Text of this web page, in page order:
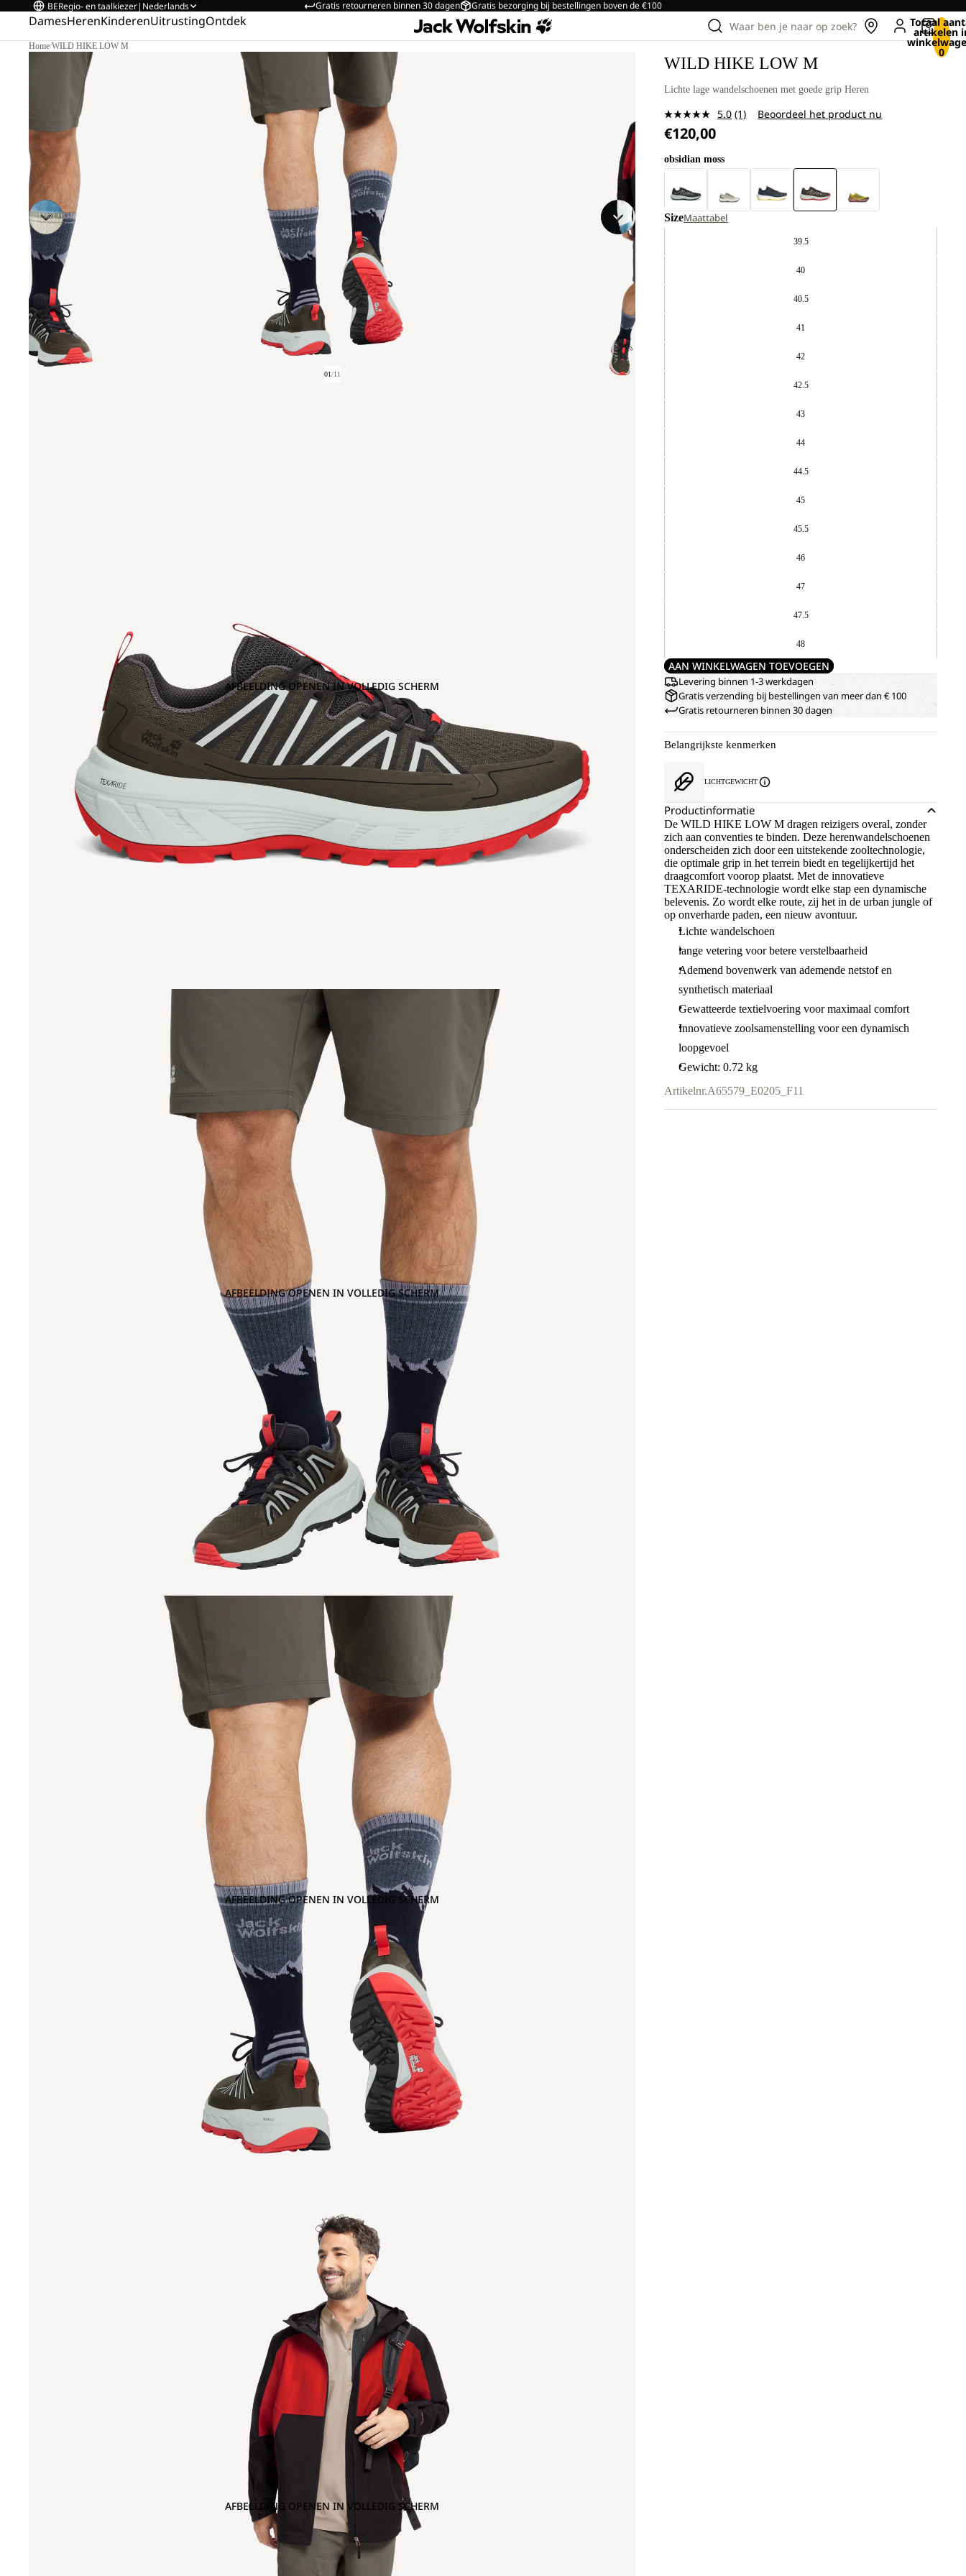
Gratis retourneren binnen 30 dagen Gratis bezorging bij bestellingen boven de €100
BERegio- en taalkiezer| Nederlands
DamesHerenKinderenUitrustingOntdek Waar ben je naar op zoek? Totaal
artikelen
0
Home/WILD HIKE LOW M
01/11
AFBEELDING OPENEN IN VOLLEDIG SCHERM
AFBEELDING OPENEN IN VOLLEDIG SCHERM
AFBEELDING OPENEN IN VOLLEDIG SCHERM
AFBEELDING OPENEN IN VOLLEDIG SCHERM
WILD HIKE LOW M
Lichte lage wandelschoenen met goede grip Heren
5.0 Lees
paginalink.
(1) Beoordeel het product nu
€120,00
obsidian moss
SizeMaattabel
39.5
40
40.5
41
42
42.5
43
44
44.5
45
45.5
46
47
47.5
48
AAN WINKELWAGEN TOEVOEGEN
Levering binnen 1-3 werkdagen
Gratis verzending bij bestellingen van meer dan € 100
Gratis retourneren binnen 30 dagen
Belangrijkste kenmerken
LICHTGEWICHT
Productinformatie
De WILD HIKE LOW M dragen reizigers overal, zonder
zich aan conventies te binden. Deze herenwandelschoenen
onderscheiden zich door een uitstekende zooltechnologie,
die optimale grip in het terrein biedt en tegelijkertijd het
draagcomfort voorop plaatst. Met de innovatieve
TEXARIDE-technologie wordt elke stap een dynamische
belevenis. Zo wordt elke route, zij het in de urban jungle of
op onverharde paden, een nieuw avontuur.
Lichte wandelschoen
lange vetering voor betere verstelbaarheid
Ademend bovenwerk van ademende netstof en
synthetisch materiaal
Gewatteerde textielvoering voor maximaal comfort
Innovatieve zoolsamenstelling voor een dynamisch
loopgevoel
Gewicht: 0.72 kg
Artikelnr.A65579_E0205_F11